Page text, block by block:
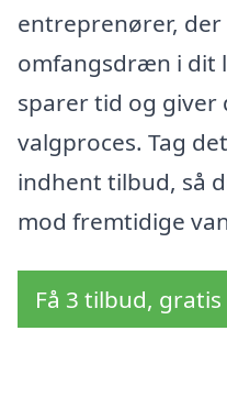
entreprenører,
omfangsdræn i dit
sparer tid og
valgproces. Tag
indhent tilbud, så
mod fremtidige
Få 3 tilbud,